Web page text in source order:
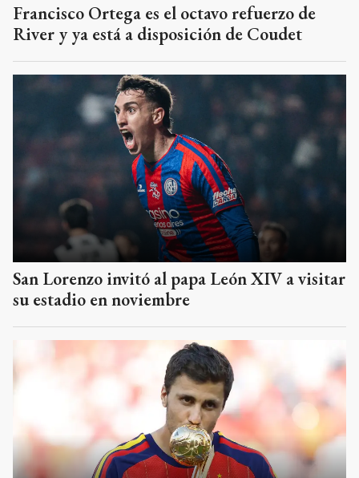
Francisco Ortega es el octavo refuerzo de
River y ya está a disposición de Coudet
San Lorenzo invitó al papa León XIV a visitar
su estadio en noviembre